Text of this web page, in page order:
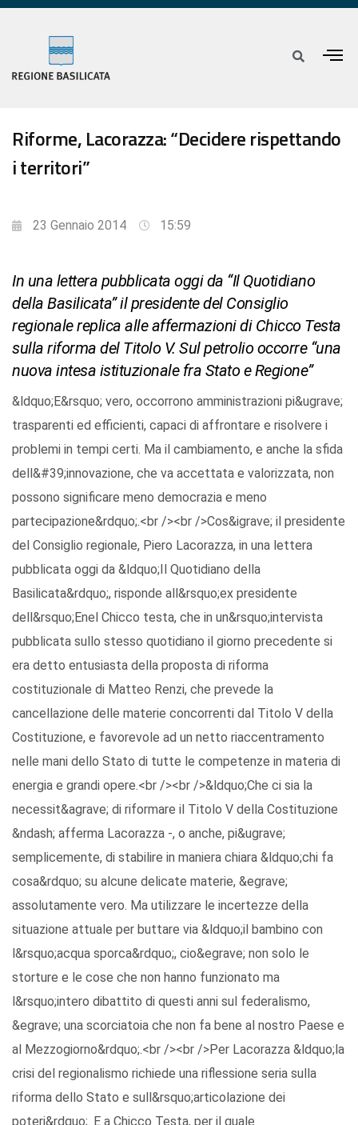
Riforme, Lacorazza: “Decidere rispettando
i territori”
23 Gennaio 2014 15:59
In una lettera pubblicata oggi da “Il Quotidiano
della Basilicata” il presidente del Consiglio
regionale replica alle affermazioni di Chicco Testa
sulla riforma del Titolo V. Sul petrolio occorre “una
nuova intesa istituzionale fra Stato e Regione”
&ldquo;E&rsquo; vero, occorrono amministrazioni pi&ugrave;
trasparenti ed efficienti, capaci di affrontare e risolvere i
problemi in tempi certi. Ma il cambiamento, e anche la sfida
dell&#39;innovazione, che va accettata e valorizzata, non
possono significare meno democrazia e meno
partecipazione&rdquo;.<br /><br />Cos&igrave; il presidente
del Consiglio regionale, Piero Lacorazza, in una lettera
pubblicata oggi da &ldquo;Il Quotidiano della
Basilicata&rdquo;, risponde all&rsquo;ex presidente
dell&rsquo;Enel Chicco testa, che in un&rsquo;intervista
pubblicata sullo stesso quotidiano il giorno precedente si
era detto entusiasta della proposta di riforma
costituzionale di Matteo Renzi, che prevede la
cancellazione delle materie concorrenti dal Titolo V della
Costituzione, e favorevole ad un netto riaccentramento
nelle mani dello Stato di tutte le competenze in materia di
energia e grandi opere.<br /><br />&ldquo;Che ci sia la
necessit&agrave; di riformare il Titolo V della Costituzione
&ndash; afferma Lacorazza -, o anche, pi&ugrave;
semplicemente, di stabilire in maniera chiara &ldquo;chi fa
cosa&rdquo; su alcune delicate materie, &egrave;
assolutamente vero. Ma utilizzare le incertezze della
situazione attuale per buttare via &ldquo;il bambino con
l&rsquo;acqua sporca&rdquo;, cio&egrave; non solo le
storture e le cose che non hanno funzionato ma
l&rsquo;intero dibattito di questi anni sul federalismo,
&egrave; una scorciatoia che non fa bene al nostro Paese e
al Mezzogiorno&rdquo;.<br /><br />Per Lacorazza &ldquo;la
crisi del regionalismo richiede una riflessione seria sulla
riforma dello Stato e sull&rsquo;articolazione dei
poteri&rdquo;. E a Chicco Testa, per il quale